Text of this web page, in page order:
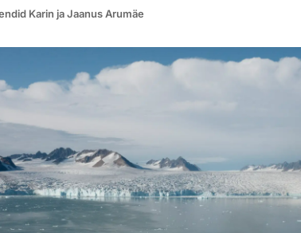
Karin ja Jaanus Arumäe